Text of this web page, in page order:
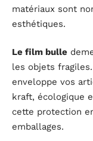
matériaux sont
esthétiques.
Le film bulle
les objets
enveloppe vos
kraft, écologique
cette protection
emballages.